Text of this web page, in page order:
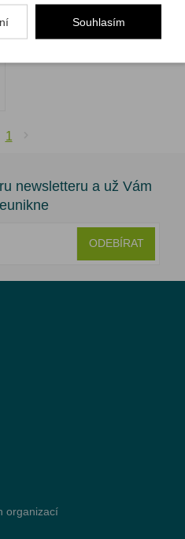
1
newsletteru a už Vám
ODEBÍRAT
organizací
Souhlasím